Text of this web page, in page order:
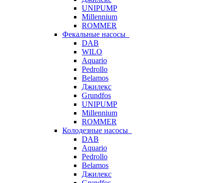
UNIPUMP
Millennium
ROMMER
Фекальные насосы
DAB
WILO
Aquario
Pedrollo
Belamos
Джилекс
Grundfos
UNIPUMP
Millennium
ROMMER
Колодезные насосы
DAB
Aquario
Pedrollo
Belamos
Джилекс